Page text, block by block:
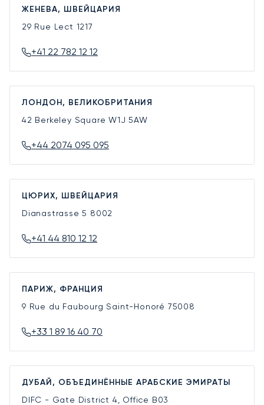
ЖЕНЕВА, ШВЕЙЦАРИЯ
29 Rue Lect 1217
+41 22 782 12 12
ЛОНДОН, ВЕЛИКОБРИТАНИЯ
42 Berkeley SquareW1J 5AW
+44 2074 095 095
ЦЮРИХ, ШВЕЙЦАРИЯ
Dianastrasse 5 8002
+41 44 810 12 12
ПАРИЖ, ФРАНЦИЯ
9 Rue du Faubourg Saint-Honoré 75008
+33 1 89 16 40 70
ДУБАЙ, ОБЪЕДИНЁННЫЕ АРАБСКИЕ ЭМИРАТЫ
DIFC - Gate District 4, Office B03